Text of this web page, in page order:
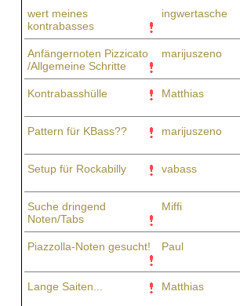
wert meines
kontrabasses
ingwertasche
Anfängernoten Pizzicato
/Allgemeine Schritte
marijuszeno
Kontrabasshülle Matthias
Pattern für KBass??
marijuszeno
Setup für Rockabilly
vabass
Suche dringend
Noten/Tabs
Miffi
Piazzolla-Noten gesucht! Paul
Lange Saiten... Matthias